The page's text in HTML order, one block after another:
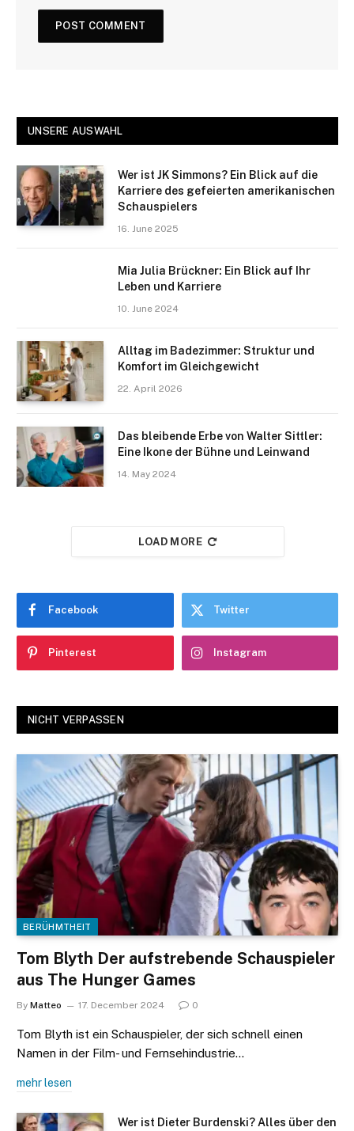
UNSERE AUSWAHL
Wer ist JK Simmons? Ein Blick auf die
Karriere des gefeierten amerikanischen
Schauspielers
16. June 2025
Mia Julia Brückner: Ein Blick auf Ihr
Leben und Karriere
10. June 2024
Alltag im Badezimmer: Struktur und
Komfort im Gleichgewicht
22. April 2026
Das bleibende Erbe von Walter Sittler:
Eine Ikone der Bühne und Leinwand
14. May 2024
LOAD MORE
Facebook Twitter
Pinterest Instagram
NICHT VERPASSEN
BERÜHMTHEIT
Tom Blyth Der aufstrebende Schauspieler
aus The Hunger Games
By Matteo 17. December 2024 0
Tom Blyth ist ein Schauspieler, der sich schnell einen
Namen in der Film- und Fernsehindustrie…
mehr lesen
Wer ist Dieter Burdenski? Alles über den